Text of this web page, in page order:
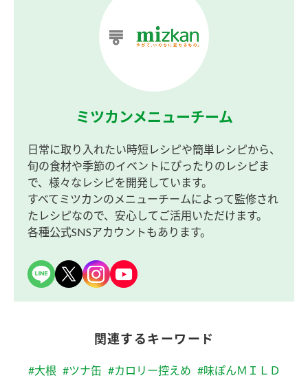
ミツカンメニューチーム
日常に取り入れたい時短レシピや簡単レシピから、
旬の食材や季節のイベントにぴったりのレシピま
で、様々なレシピを開発しています。
すべてミツカンのメニューチームによって監修され
たレシピなので、安心してご活用いただけます。
各種公式SNSアカウントもあります。
関連するキーワード
#大根 #ツナ缶 #カロリー控えめ #味ぽんＭＩＬＤ